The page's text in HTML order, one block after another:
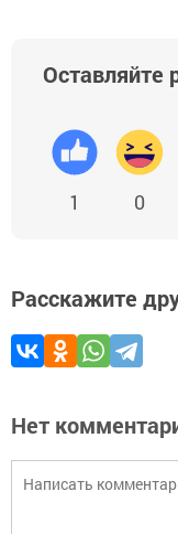
Оставляйте
1 0
Расскажите
Нет